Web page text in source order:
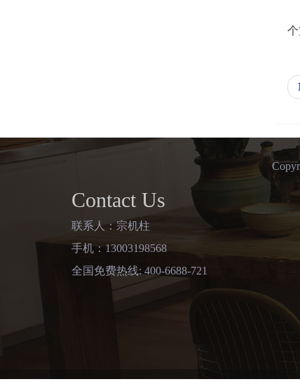
Contact Us
联系人：宗机柱
手机：13003198568
全国免费热线: 400-6688-721